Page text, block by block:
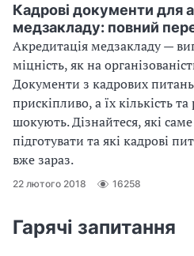
Кадрові документи для
медзакладу: повний
Акредитація медзакладу —
міцність, як на
Документи з кадрових
прискіпливо, а їх кількість
шокують. Дізнайтеся, які
підготувати та які кадрові
вже зараз.
22 лютого 2018 16258
Гарячі запитання